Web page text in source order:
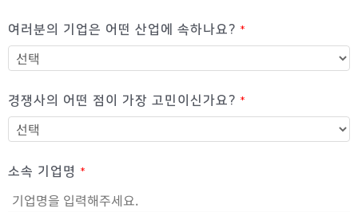
여러분의 기업은 어떤 산업에 속하나요? *
경쟁사의 어떤 점이 가장 고민이신가요? *
소속 기업명 *